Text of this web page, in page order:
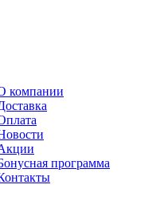
компании
программа